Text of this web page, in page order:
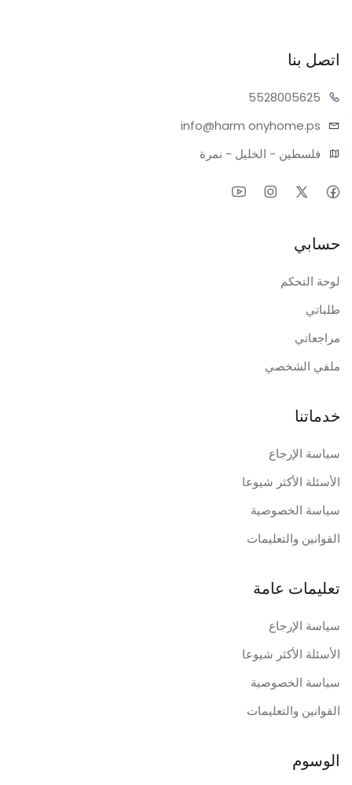
اتصل بنا
05625
55280
info@harm onyhome.ps
فلسطين - الخليل - نمرة
حسابي
لوحة التحكم
طلباتي
مراجعاتي
ملفي الشخصي
خدماتنا
سياسة الإرجاع
الأسئلة الأكثر شيوعا
سياسة الخصوصية
القوانين والتعليمات
تعليمات عامة
سياسة الإرجاع
الأسئلة الأكثر شيوعا
سياسة الخصوصية
القوانين والتعليمات
الوسوم